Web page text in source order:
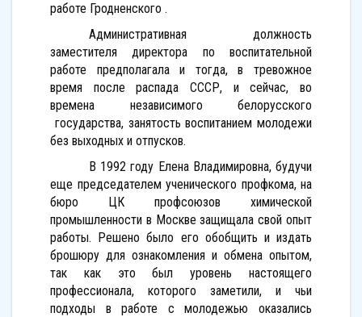
работе Гродненского .
Административная должность
заместителя директора по воспитательной
работе предполагала и тогда, в тревожное
время после распада СССР, и сейчас, во
времена независимого белорусского
государства, занятость воспитанием молодежи
без выходных и отпусков.
В 1992 году Елена Владимировна, будучи
еще председателем ученического профкома, на
бюро ЦК профсоюзов химической
промышленности в Москве защищала свой опыт
работы. Решено было его обобщить и издать
брошюру для ознакомления и обмена опытом,
так как это был уровень настоящего
профессионала, которого заметили, и чьи
подходы в работе с молодежью оказались